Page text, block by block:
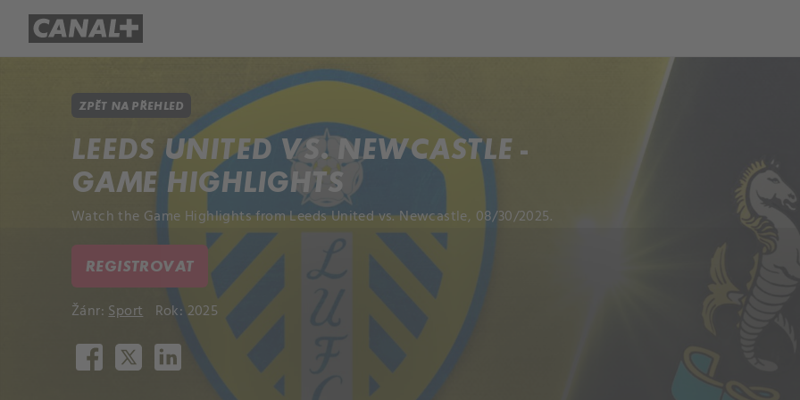
ZPĚT NA PŘEHLED
LEEDS UNITED VS. NEWCASTLE -
GAME HIGHLIGHTS
Watch the Game Highlights from Leeds United vs. Newcastle, 08/30/2025.
REGISTROVAT
Žánr:Sport Rok: 2025